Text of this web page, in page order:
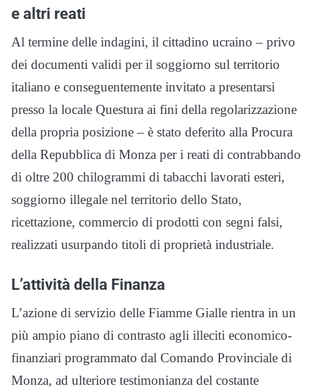
e altri reati
Al termine delle indagini, il cittadino ucraino – privo
dei documenti validi per il soggiorno sul territorio
italiano e conseguentemente invitato a presentarsi
presso la locale Questura ai fini della regolarizzazione
della propria posizione – è stato deferito alla Procura
della Repubblica di Monza per i reati di contrabbando
di oltre 200 chilogrammi di tabacchi lavorati esteri,
soggiorno illegale nel territorio dello Stato,
ricettazione, commercio di prodotti con segni falsi,
realizzati usurpando titoli di proprietà industriale.
L’attività della Finanza
L’azione di servizio delle Fiamme Gialle rientra in un
più ampio piano di contrasto agli illeciti economico-
finanziari programmato dal Comando Provinciale di
Monza, ad ulteriore testimonianza del costante